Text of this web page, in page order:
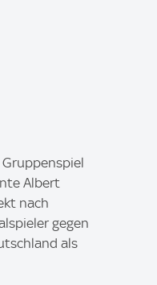
Albert
nach
gegen
als